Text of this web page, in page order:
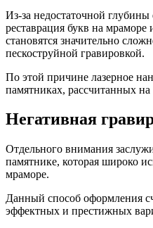
Из-за недостаточной
реставрация букв на
становятся значительно
пескоструйной гравировкой.
По этой причине лазерное
памятниках, рассчитанных
Негативная
Отдельного внимания
памятнике, которая широко
мраморе.
Данный способ оформления
эффектных и престижных